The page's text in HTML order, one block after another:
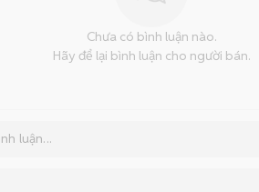
Chưa có bình luận nào.
Hãy để lại bình luận cho người bán.